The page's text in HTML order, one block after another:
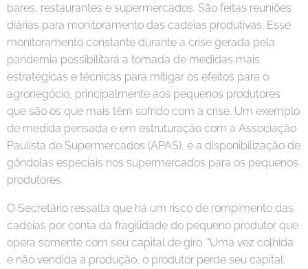
bares, restaurantes e supermercados. São feitas reuniões
diárias para monitoramento das cadeias produtivas. Esse
monitoramento constante durante a crise gerada pela
pandemia possibilitará a tomada de medidas mais
estratégicas e técnicas para mitigar os efeitos para o
agronegócio, principalmente aos pequenos produtores
que são os que mais têm sofrido com a crise. Um exemplo
de medida pensada e em estruturação com a Associação
Paulista de Supermercados (APAS), é a disponibilização de
gôndolas especiais nos supermercados para os pequenos
produtores.
O Secretário ressalta que há um risco de rompimento das
cadeias por conta da fragilidade do pequeno produtor que
opera somente com seu capital de giro. "Uma vez colhida
e não vendida a produção, o produtor perde seu capital.